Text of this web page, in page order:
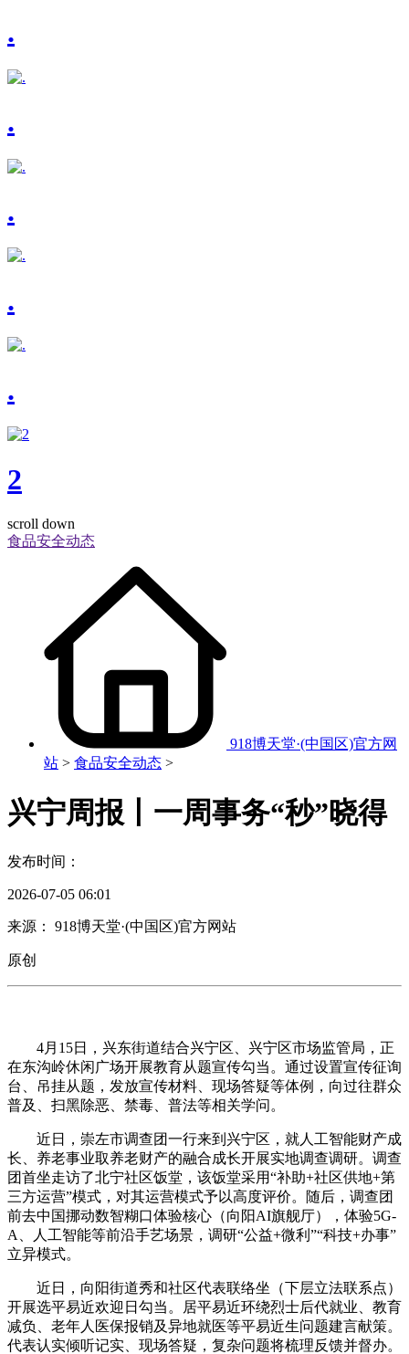
.
.
.
.
.
2
scroll down
食品安全动态
918博天堂·(中国区)官方网
站 > 食品安全动态 >
兴宁周报丨一周事务“秒”晓得
发布时间：
2026-07-05 06:01
来源： 918博天堂·(中国区)官方网站
原创
4月15日，兴东街道结合兴宁区、兴宁区市场监管局，正
在东沟岭休闲广场开展教育从题宣传勾当。通过设置宣传征询
台、吊挂从题，发放宣传材料、现场答疑等体例，向过往群众
普及、扫黑除恶、禁毒、普法等相关学问。
近日，崇左市调查团一行来到兴宁区，就人工智能财产成
长、养老事业取养老财产的融合成长开展实地调查调研。调查
团首坐走访了北宁社区饭堂，该饭堂采用“补助+社区供地+第
三方运营”模式，对其运营模式予以高度评价。随后，调查团
前去中国挪动数智糊口体验核心（向阳AI旗舰厅），体验5G-
A、人工智能等前沿手艺场景，调研“公益+微利”“科技+办事”
立异模式。
近日，向阳街道秀和社区代表联络坐（下层立法联系点）
开展选平易近欢迎日勾当。居平易近环绕烈士后代就业、教育
减负、老年人医保报销及异地就医等平易近生问题建言献策。
代表认实倾听记实、现场答疑，复杂问题将梳理反馈并督办。